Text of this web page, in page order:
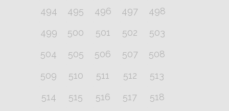
494
495 496 497
498
499
500 501 502
503
504
505 506 507
508
509
510 511 512
513
514
515 516 517
518